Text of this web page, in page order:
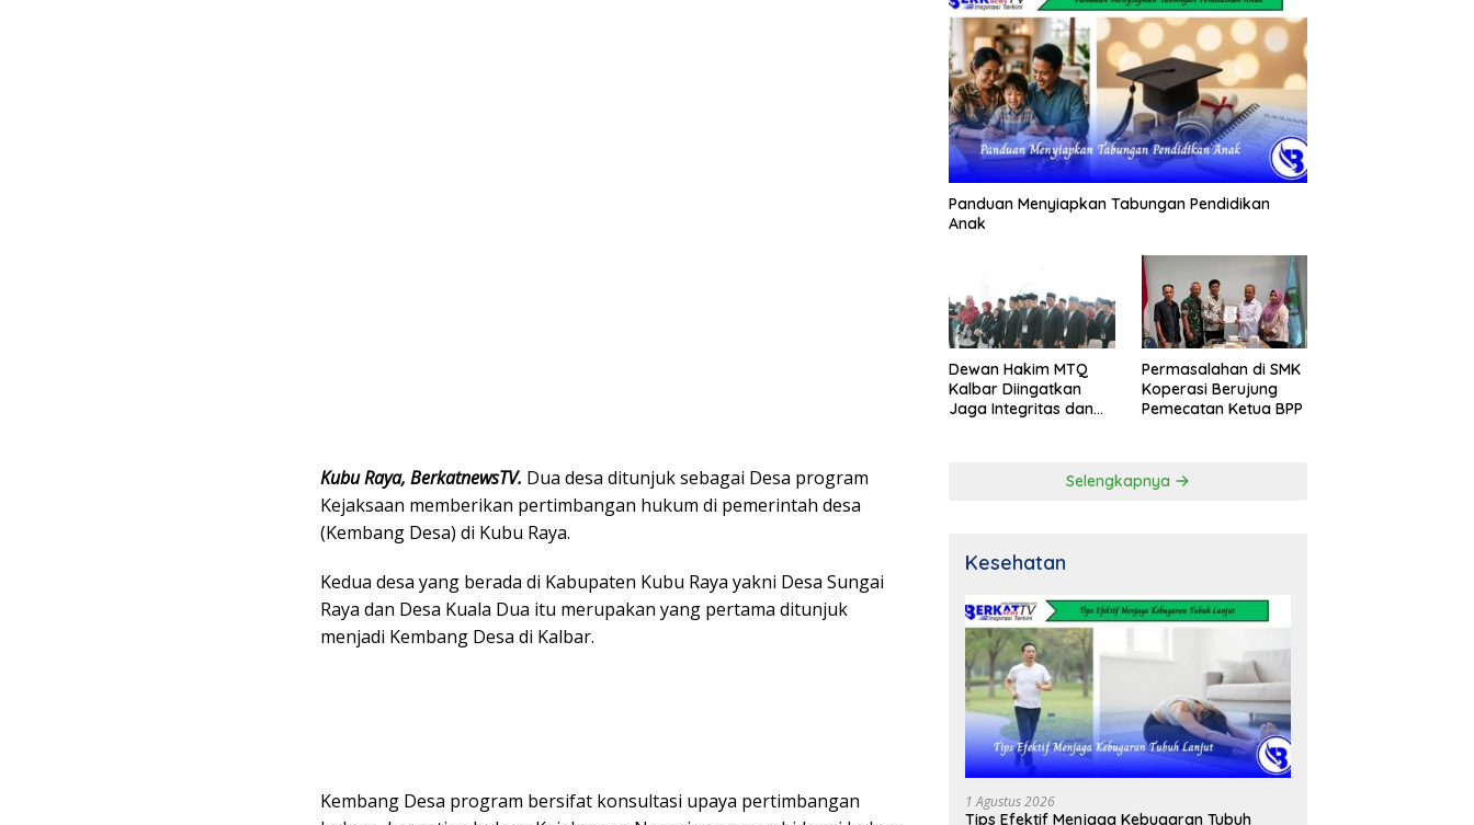
Kubu Raya, BerkatnewsTV. Dua desa ditunjuk sebagai Desa program
Kejaksaan memberikan pertimbangan hukum di pemerintah desa
(Kembang Desa) di Kubu Raya.
Kedua desa yang berada di Kabupaten Kubu Raya yakni Desa Sungai
Raya dan Desa Kuala Dua itu merupakan yang pertama ditunjuk
menjadi Kembang Desa di Kalbar.
Kembang Desa program bersifat konsultasi upaya pertimbangan
Panduan Menyiapkan Tabungan Pendidikan
Anak
Dewan Hakim MTQ
Kalbar Diingatkan
Jaga Integritas dan
Permasalahan di SMK
Koperasi Berujung
Pemecatan Ketua BPP
Selengkapnya
Kesehatan
1 Agustus 2026
Tips Efektif Menjaga Kebugaran Tubuh